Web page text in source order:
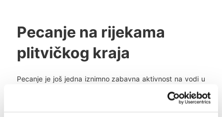
Pecanje na rijekama
plitvičkog kraja
Pecanje je još jedna iznimno zabavna aktivnost na vodi u